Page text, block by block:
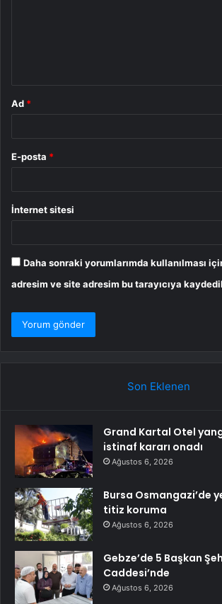
Ad *
E-posta *
İnternet sitesi
Daha sonraki yorumlarımda kullanılması
adresim ve site adresim bu tarayıcıya
Son Eklenen
Grand Kartal Otel
istinaf kararı onadı
Ağustos 6, 2026
Bursa Osmangazi’de
titiz koruma
Ağustos 6, 2026
Gebze’de 5 Başkan
Caddesi’nde
Ağustos 6, 2026